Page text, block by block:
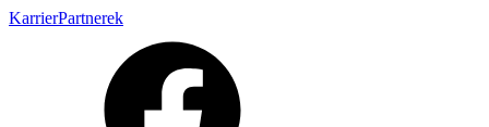
KarrierPartnerek